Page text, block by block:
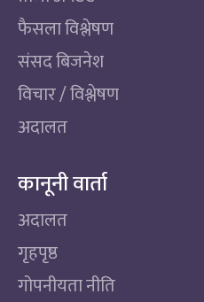
फैसला विश्लेषण
संसद बिजनेश
विचार / विश्लेषण
अदालत
कानूनी वार्ता
अदालत
गृहपृष्ठ
गोपनीयता नीति